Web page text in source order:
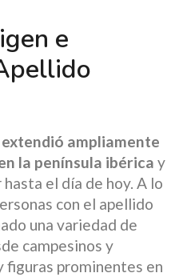
e
ampliamente
la península ibérica y
el día de hoy. A lo
con el apellido
una variedad de
campesinos y
figuras prominentes en